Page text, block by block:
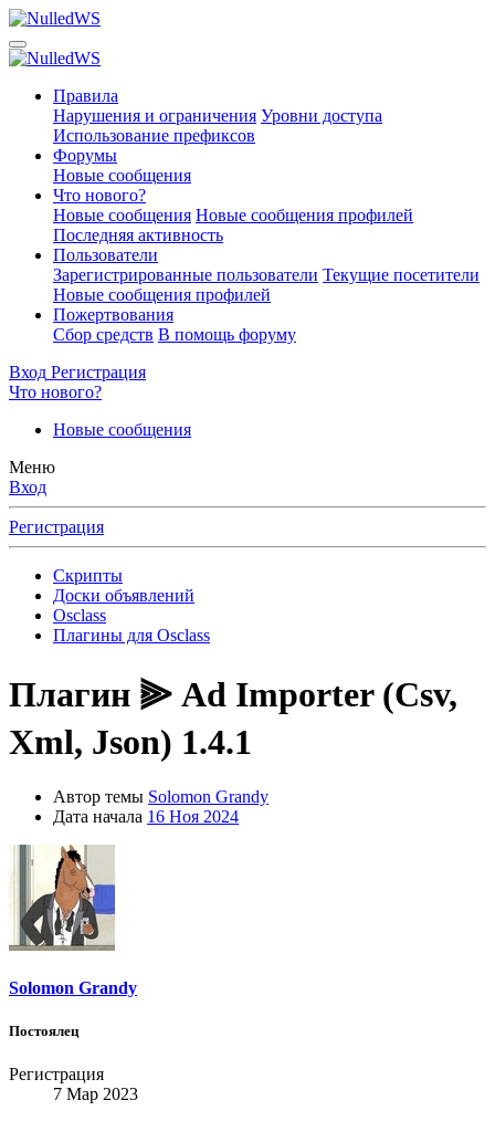
Правила
Нарушения и ограничения Уровни доступа
Использование префиксов
Форумы
Новые сообщения
Что нового?
Новые сообщения Новые сообщения профилей
Последняя активность
Пользователи
Зарегистрированные пользователи Текущие посетители
Новые сообщения профилей
Пожертвования
Сбор средств В помощь форуму
Вход Регистрация
Что нового?
Новые сообщения
Меню
Вход
Регистрация
Скрипты
Доски объявлений
Osclass
Плагины для Osclass
Плагин ⫸ Ad Importer (Csv,
Xml, Json) 1.4.1
Автор темы Solomon Grandy
Дата начала 16 Ноя 2024
Solomon Grandy
Постоялец
Регистрация
7 Мар 2023